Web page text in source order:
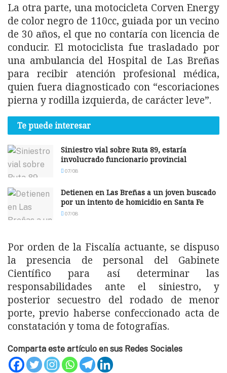
La otra parte, una motocicleta Corven Energy
de color negro de 110cc, guiada por un vecino
de 30 años, el que no contaría con licencia de
conducir. El motociclista fue trasladado por
una ambulancia del Hospital de Las Breñas
para recibir atención profesional médica,
quien fuera diagnosticado con “escoriaciones
pierna y rodilla izquierda, de carácter leve”.
Te puede interesar
Siniestro vial sobre Ruta 89, estaría
involucrado funcionario provincial
07/08
Detienen en Las Breñas a un joven buscado
por un intento de homicidio en Santa Fe
07/08
Por orden de la Fiscalía actuante, se dispuso
la presencia de personal del Gabinete
Científico para así determinar las
responsabilidades ante el siniestro, y
posterior secuestro del rodado de menor
porte, previo haberse confeccionado acta de
constatación y toma de fotografías.
Comparta este artículo en sus Redes Sociales